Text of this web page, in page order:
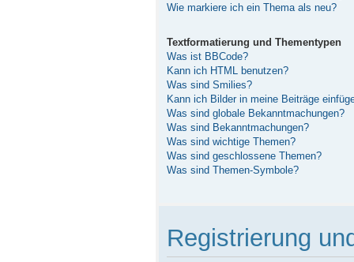
Wie markiere ich ein Thema als neu?
Textformatierung und Thementypen
Was ist BBCode?
Kann ich HTML benutzen?
Was sind Smilies?
Kann ich Bilder in meine Beiträge
Was sind globale Bekanntmachungen?
Was sind Bekanntmachungen?
Was sind wichtige Themen?
Was sind geschlossene Themen?
Was sind Themen-Symbole?
Registrierung